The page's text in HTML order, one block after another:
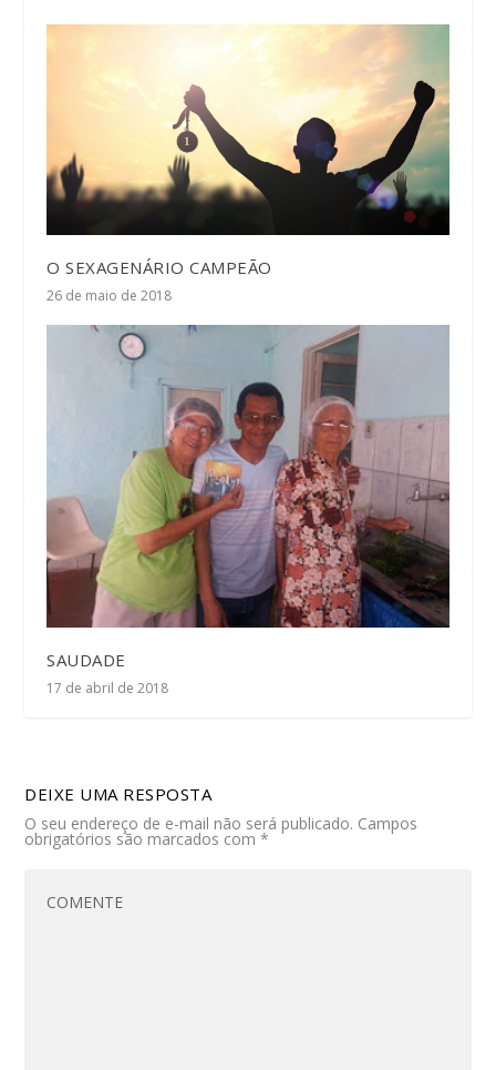
O SEXAGENÁRIO CAMPEÃO
26 de maio de 2018
SAUDADE
17 de abril de 2018
DEIXE UMA RESPOSTA
O seu endereço de e-mail não será publicado. Campos
obrigatórios são marcados com*